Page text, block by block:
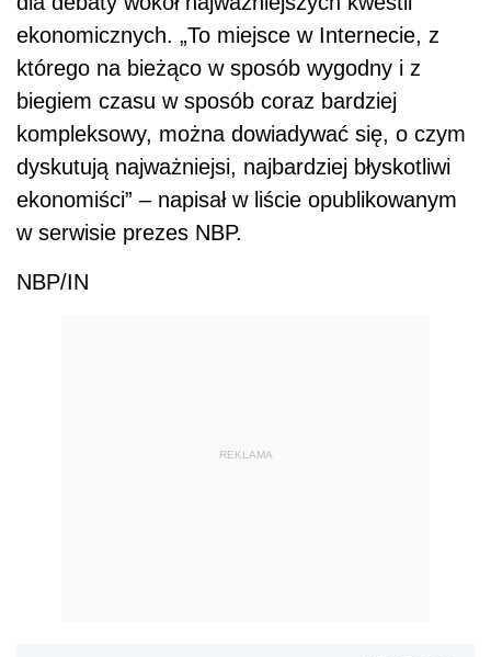
ekonomicznych. „To miejsce w Internecie, z
którego na bieżąco w sposób wygodny i z
biegiem czasu w sposób coraz bardziej
kompleksowy, można dowiadywać się, o czym
dyskutują najważniejsi, najbardziej błyskotliwi
ekonomiści” – napisał w liście opublikowanym
w serwisie prezes NBP.
NBP/IN
REKLAMA